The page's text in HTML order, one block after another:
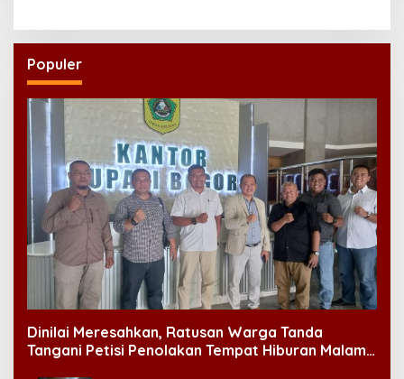
Populer
Dinilai Meresahkan, Ratusan Warga Tanda
Tangani Petisi Penolakan Tempat Hiburan Malam